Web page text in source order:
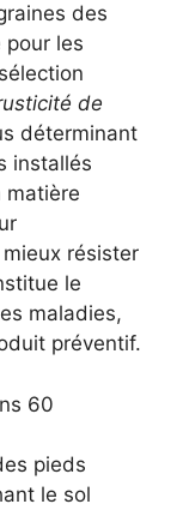
des
pour les
de
déterminant
installés
matière
résister
le
maladies,
préventif.
60
pieds
le sol